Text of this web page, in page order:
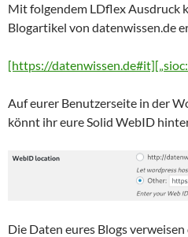
Mit folgendem LDflex Ausdruck
Blogartikel von datenwissen.de
[https://
Auf eurer Benutzerseite in der
könnt ihr eure Solid WebID
Die Daten eures Blogs